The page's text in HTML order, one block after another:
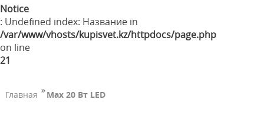
Notice
: Undefined index: Название in
/var/www/vhosts/kupisvet.kz/httpdocs/page.php
on line
21
Главная Max 20 Вт LED